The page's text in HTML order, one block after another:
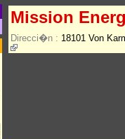
Mission
Direcci�n : 18101 Von